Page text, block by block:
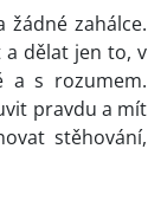
zahálce.
dělat jen to, v
a s rozumem.
pravdu a mít
stěhování,